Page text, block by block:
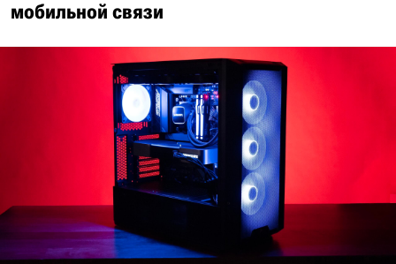
мобильной связи